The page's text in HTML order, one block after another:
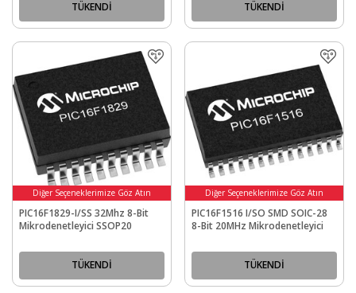
TÜKENDİ TÜKENDİ
Diğer Seçeneklerimize Göz Atın
PIC16F1829-I/SS 32Mhz 8-Bit
Mikrodenetleyici SSOP20
TÜKENDİ
Diğer Seçeneklerimize Göz Atın
PIC16F1516 I/SO SMD SOIC-28
8-Bit 20MHz Mikrodenetleyici
TÜKENDİ